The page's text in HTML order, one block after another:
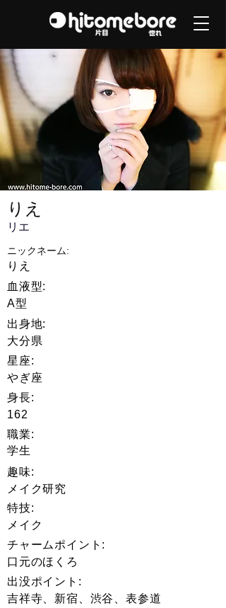
ニックネーム:
リエ
りえ
りえ
血液型:
A型
出身地:
大分県
星座:
やぎ座
身長:
162
職業:
学生
趣味:
メイク研究
特技:
メイク
チャームポイント:
口元のほくろ
吉祥寺、新宿、渋谷、表参道
出没ポイント: